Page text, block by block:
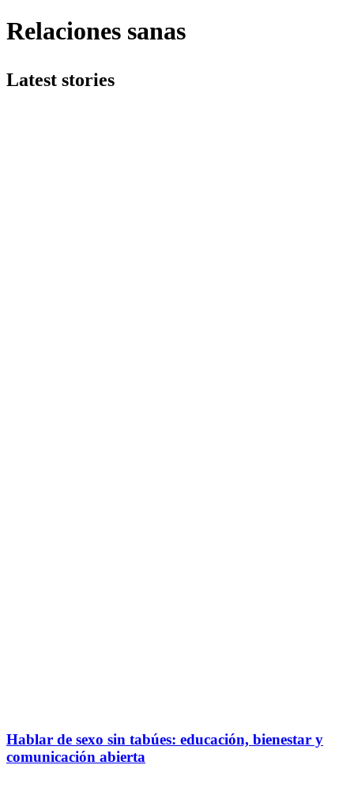
Relaciones sanas
Latest stories
Hablar de sexo sin tabúes: educación, bienestar y
comunicación abierta